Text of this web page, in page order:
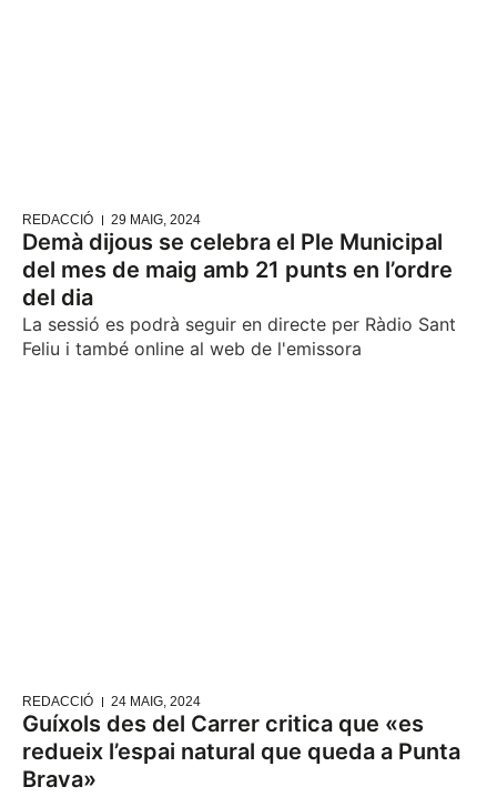
REDACCIÓ 29 MAIG, 2024
Demà dijous se celebra el Ple Municipal
del mes de maig amb 21 punts en l’ordre
del dia
La sessió es podrà seguir en directe per Ràdio Sant
Feliu i també online al web de l'emissora
REDACCIÓ 24 MAIG, 2024
Guíxols des del Carrer critica que «es
redueix l’espai natural que queda a Punta
Brava»